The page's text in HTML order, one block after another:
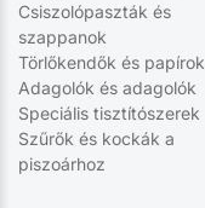
Csiszolópaszták és
szappanok
Törlőkendők és papírok
Adagolók és adagolók
Speciális tisztítószerek
Szűrők és kockák a
piszoárhoz